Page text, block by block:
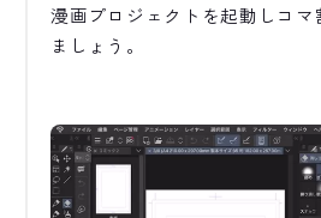
漫画プロジェクトを起動しコマ
ましょう。